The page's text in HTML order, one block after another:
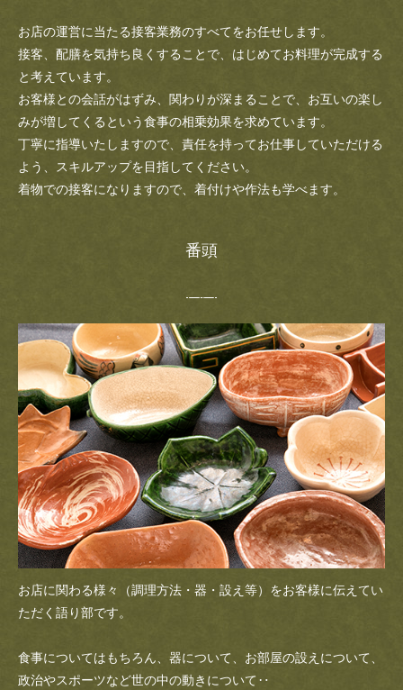
お店の運営に当たる接客業務のすべてをお任せします。
接客、配膳を気持ち良くすることで、はじめてお料理が完成する
と考えています。
お客様との会話がはずみ、関わりが深まることで、お互いの楽し
みが増してくるという食事の相乗効果を求めています。
丁寧に指導いたしますので、責任を持ってお仕事していただける
よう、スキルアップを目指してください。
着物での接客になりますので、着付けや作法も学べます。
番頭
お店に関わる様々（調理方法・器・設え等）をお客様に伝えてい
ただく語り部です。
食事についてはもちろん、器について、お部屋の設えについて、
政治やスポーツなど世の中の動きについて‥